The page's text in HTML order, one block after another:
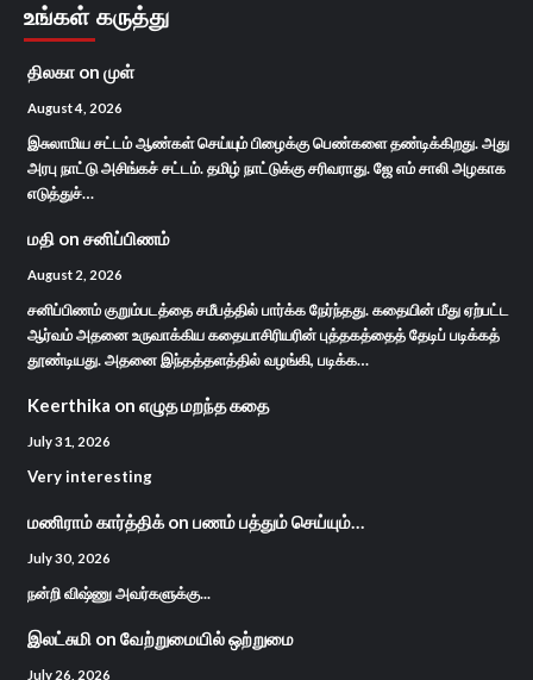
உங்கள் கருத்து
திலகா on முள்
August 4, 2026
இசுலாமிய சட்டம் ஆண்கள் செய்யும் பிழைக்கு பெண்களை தண்டிக்கிறது. அது
அரபு நாட்டு அசிங்கச் சட்டம். தமிழ் நாட்டுக்கு சரிவராது. ஜே எம் சாலி அழகாக
எடுத்துச்…
மதி on சனிப்பிணம்
August 2, 2026
சனிப்பிணம் குறும்படத்தை சமீபத்தில் பார்க்க நேர்ந்தது. கதையின் மீது ஏற்பட்ட
ஆர்வம் அதனை உருவாக்கிய கதையாசிரியரின் புத்தகத்தைத் தேடிப் படிக்கத்
தூண்டியது. அதனை இந்தத்தளத்தில் வழங்கி, படிக்க…
Keerthika on எழுத மறந்த கதை
July 31, 2026
Very interesting
மணிராம் கார்த்திக்on பணம் பத்தும் செய்யும்…
July 30, 2026
நன்றி விஷ்ணு அவர்களுக்கு...
இலட்சுமி on வேற்றுமையில் ஒற்றுமை
July 26, 2026